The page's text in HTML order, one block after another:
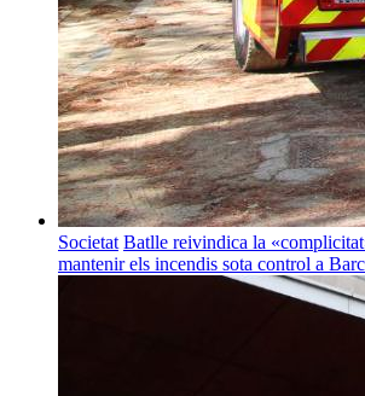
Societat Batlle reivindica la
mantenir els incendis sota control a